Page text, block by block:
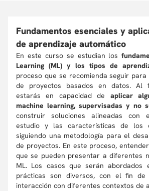
Fundamentos esenciales y
de aprendizaje automático
En este curso se estudian los
Learning (ML) y los tipos de
proceso que se recomienda seguir
de proyectos basados en datos. Al
estarás en capacidad de aplicar
machine learning, supervisadas y no
construir soluciones alineadas con
estudio y las características de los
siguiendo una metodología para el
de proyectos. En este proceso,
que se pueden presentar a diferentes
ML. Los casos que serán abordados
prácticas son diversos, con el fin de
interacción con diferentes contextos de